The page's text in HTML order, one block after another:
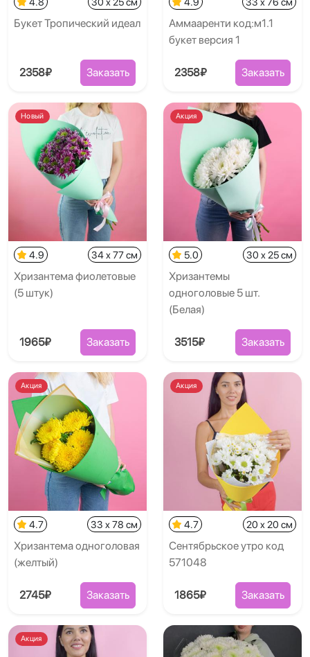
Букет Тропический идеал
2358₽ Заказать
Аммааренти код:м1.1
букет версия 1
2358₽ Заказать
Новый
4.9 34 x 77 см
Хризантема фиолетовые
(5 штук)
1965₽ Заказать
Акция
5.0 30 x 25 см
Хризантемы
одноголовые 5 шт.
(Белая)
3515₽ Заказать
Акция
4.7 33 x 78 см
Хризантема одноголовая
(желтый)
2745₽ Заказать
Акция
4.7 20 x 20 см
Сентябрьское утро код
571048
1865₽ Заказать
Акция